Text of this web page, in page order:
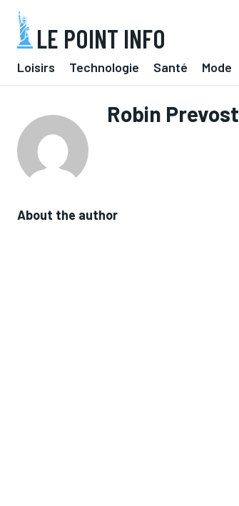
LE POINT INFO
Loisirs Technologie Santé Mode
Robin Prevost
About the author